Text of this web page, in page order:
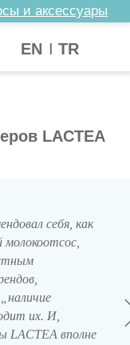
LACTEA
себя, как
их. И,
LACTEA вполне